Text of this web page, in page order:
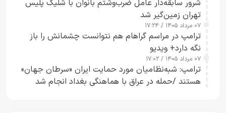
شرور سابقه‌دار عامل ضرب‌وشتم بانوان با شلیک پلیس
تهران زمین‌گیر شد
۰۷ مرداد ۱۴۰۵ / ۱۷:۲۴
ترامپ در مراسم گراهام هم نتوانست چشمانش را باز
نگه دارد+ ویدیو
۰۷ مرداد ۱۴۰۵ / ۱۷:۰۲
ترامپ: شبه‌نظامیان مورد حمایت ایران «سرطان جهان»
هستند /حمله در عراق با هماهنگی بغداد انجام شد